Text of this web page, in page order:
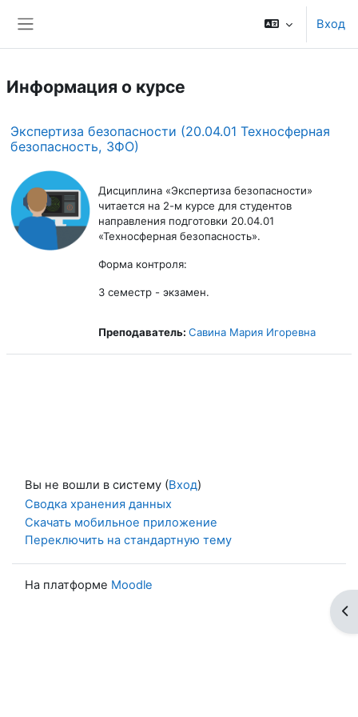
Вход
Информация о курсе
Экспертиза безопасности (20.04.01 Техносферная
безопасность, ЗФО)
Дисциплина «Экспертиза безопасности»
читается на 2-м курсе для студентов
направления подготовки 20.04.01
«Техносферная безопасность».
Форма контроля:
3 семестр - экзамен.
Преподаватель: Савина Мария Игоревна
Вы не вошли в систему (Вход)
Сводка хранения данных
Скачать мобильное приложение
Переключить на стандартную тему
На платформе Moodle